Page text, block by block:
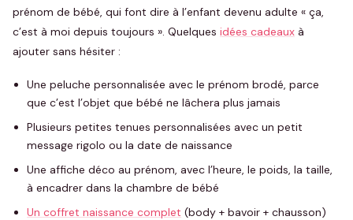
prénom de bébé, qui font dire à l’enfant devenu adulte « ça,
c’est à moi depuis toujours ». Quelques idées cadeaux à
ajouter sans hésiter :
Une peluche personnalisée avec le prénom brodé, parce
que c’est l’objet que bébé ne lâchera plus jamais
Plusieurs petites tenues personnalisées avec un petit
message rigolo ou la date de naissance
Une affiche déco au prénom, avec l’heure, le poids, la taille,
à encadrer dans la chambre de bébé
Un coffret naissance complet (body + bavoir + chausson)